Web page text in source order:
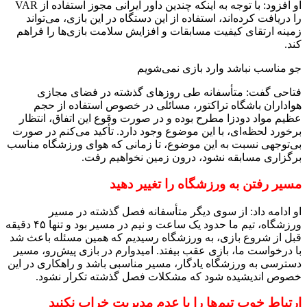
او افزود: با توجه به اینکه چندین داور ایرانی مجوز استفاده از VAR
را دریافت کرده‌اند، استفاده از این دستگاه در این بازی، می‌تواند
زمینه ارتقای کیفیت مسابقات و افزایش سلامت بازی‌ها را فراهم
کند.
جو مناسب نباشد وارد بازی نمی‌شویم
فتاحی گفت: متأسفانه طی روزهای گذشته در فضای مجازی
هواداران باشگاه تراکتور، مسائلی در خصوص استفاده از حجم
عظیم مواد دودزا مطرح بوده و در صورت وقوع این اتفاق، انتظار
برخورد لحظه‌ای، با این موضوع وجود دارد. تأکید می‌کنم در صورت
بی‌توجهی نسبت به این موضوع، تا زمانی که هوای ورزشگاه مناسب
برگزاری مسابقه نشود، درون زمین نخواهیم رفت.
مسیر رفتن به ورزشگاه را تغییر دهید
او ادامه داد: از سوی دیگر متأسفانه فصل گذشته در مسیر
ورزشگاه، تیم ما حدود یک ساعت و نیم در مسیر بود و تنها ۴۵ دقیقه
قبل از شروع بازی، به ورزشگاه رسیدیم که همین مسئله باعث شد
با درخواست ما، بازی عقب بیفتد. امیدوارم در بازی پیش‌رو، مسیر
دسترسی به ورزشگاه یادگار، مسیر مناسبی باشد و راهکاری در این
خصوص اندیشیده شود که مشکلات فصل گذشته تکرار نشود.
ارتباط خوب تیم‌ها را با عدم مدیریت خراب نکنید